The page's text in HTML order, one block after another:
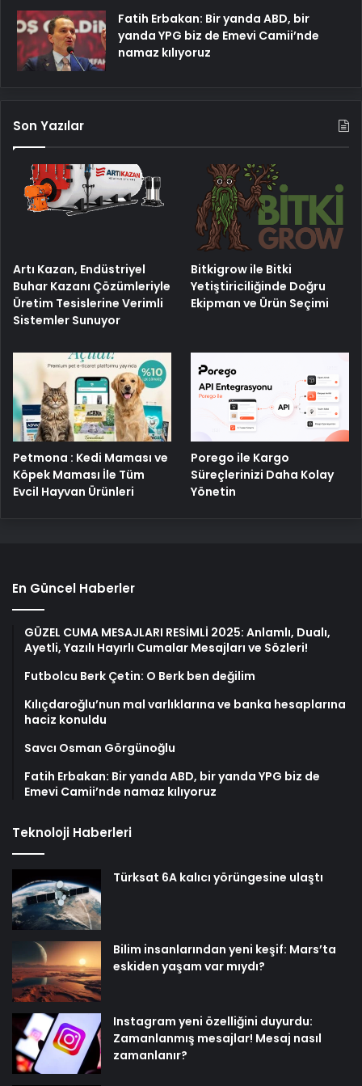
Fatih Erbakan: Bir yanda ABD, bir
yanda YPG biz de Emevi Camii’nde
namaz kılıyoruz
Son Yazılar
Artı Kazan, Endüstriyel
Buhar Kazanı Çözümleriyle
Üretim Tesislerine Verimli
Sistemler Sunuyor
Bitkigrow ile Bitki
Yetiştiriciliğinde Doğru
Ekipman ve Ürün Seçimi
Petmona : Kedi Maması ve
Köpek Maması İle Tüm
Evcil Hayvan Ürünleri
Porego ile Kargo
Süreçlerinizi Daha Kolay
Yönetin
En Güncel Haberler
GÜZEL CUMA MESAJLARI RESİMLİ 2025: Anlamlı, Dualı,
Ayetli, Yazılı Hayırlı Cumalar Mesajları ve Sözleri!
Futbolcu Berk Çetin: O Berk ben değilim
Kılıçdaroğlu’nun mal varlıklarına ve banka hesaplarına
haciz konuldu
Savcı Osman Görgünoğlu
Fatih Erbakan: Bir yanda ABD, bir yanda YPG biz de
Emevi Camii’nde namaz kılıyoruz
Teknoloji Haberleri
Türksat 6A kalıcı yörüngesine ulaştı
Bilim insanlarından yeni keşif: Mars’ta
eskiden yaşam var mıydı?
Instagram yeni özelliğini duyurdu:
Zamanlanmış mesajlar! Mesaj nasıl
zamanlanır?